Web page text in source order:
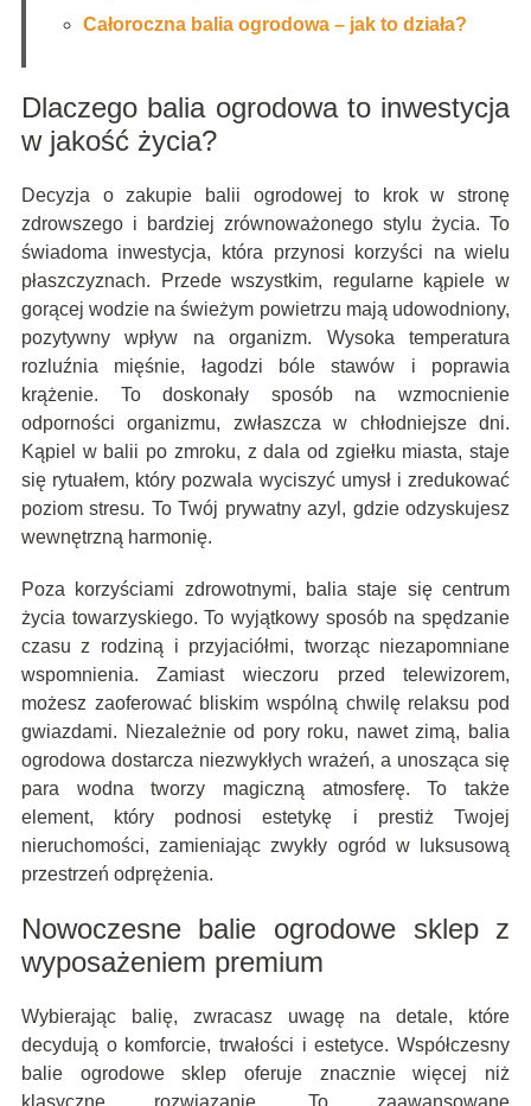
Całoroczna balia ogrodowa – jak to działa?
Dlaczego balia ogrodowa to inwestycja
w jakość życia?
Decyzja o zakupie balii ogrodowej to krok w stronę
zdrowszego i bardziej zrównoważonego stylu życia. To
świadoma inwestycja, która przynosi korzyści na wielu
płaszczyznach. Przede wszystkim, regularne kąpiele w
gorącej wodzie na świeżym powietrzu mają udowodniony,
pozytywny wpływ na organizm. Wysoka temperatura
rozluźnia mięśnie, łagodzi bóle stawów i poprawia
krążenie. To doskonały sposób na wzmocnienie
odporności organizmu, zwłaszcza w chłodniejsze dni.
Kąpiel w balii po zmroku, z dala od zgiełku miasta, staje
się rytuałem, który pozwala wyciszyć umysł i zredukować
poziom stresu. To Twój prywatny azyl, gdzie odzyskujesz
wewnętrzną harmonię.
Poza korzyściami zdrowotnymi, balia staje się centrum
życia towarzyskiego. To wyjątkowy sposób na spędzanie
czasu z rodziną i przyjaciółmi, tworząc niezapomniane
wspomnienia. Zamiast wieczoru przed telewizorem,
możesz zaoferować bliskim wspólną chwilę relaksu pod
gwiazdami. Niezależnie od pory roku, nawet zimą, balia
ogrodowa dostarcza niezwykłych wrażeń, a unosząca się
para wodna tworzy magiczną atmosferę. To także
element, który podnosi estetykę i prestiż Twojej
nieruchomości, zamieniając zwykły ogród w luksusową
przestrzeń odprężenia.
Nowoczesne balie ogrodowe sklep z
wyposażeniem premium
Wybierając balię, zwracasz uwagę na detale, które
decydują o komforcie, trwałości i estetyce. Współczesny
balie ogrodowe sklep oferuje znacznie więcej niż
klasyczne rozwiązanie. To zaawansowane